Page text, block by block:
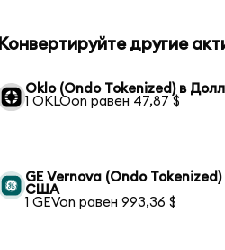
Конвертируйте другие
Oklo (Ondo Tokenized) в
1 OKLOon равен 47,87 $
GE Vernova (Ondo
США
1 GEVon равен 993,36 $